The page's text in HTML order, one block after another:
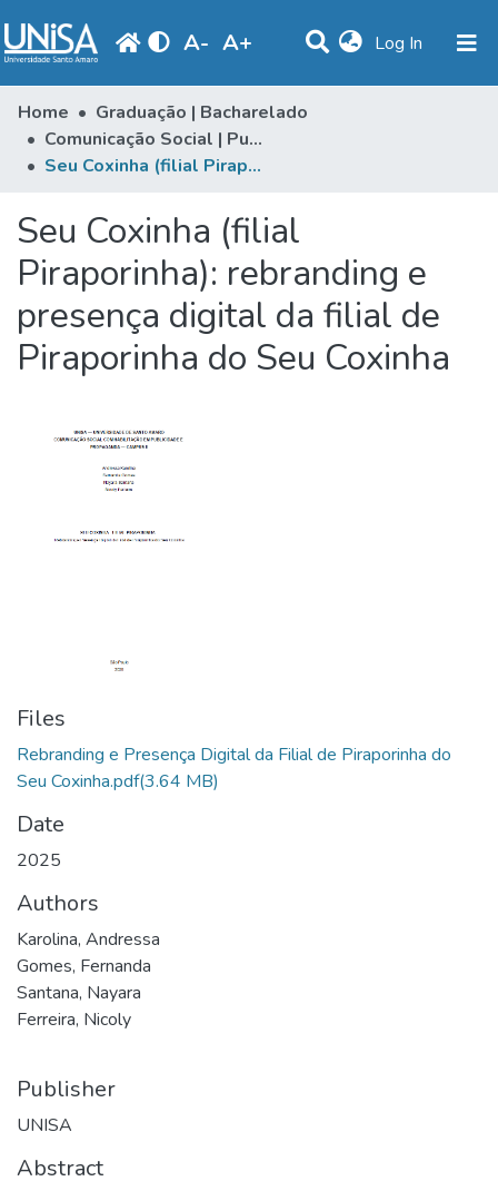
A- A+ Log In (current)
Statistics
Communities & Collections
Produção Docente
Library
Periodicals
Home
Graduação | Bacharelado
Comunicação Social | Publicidade & Propaganda
Seu Coxinha (filial Piraporinha): rebranding e presença digital da filial de Piraporinha do Seu Coxinha
Seu Coxinha (filial
Piraporinha): rebranding e
presença digital da filial de
Piraporinha do Seu Coxinha
Files
Rebranding e Presença Digital da Filial de Piraporinha do
Seu Coxinha.pdf(3.64 MB)
Date
2025
Authors
Karolina, Andressa
Gomes, Fernanda
Santana, Nayara
Ferreira, Nicoly
Publisher
UNISA
Abstract